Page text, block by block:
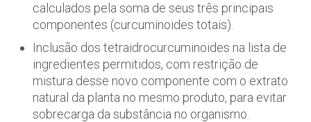
calculados pela soma de seus três principais
componentes (curcuminoides totais).
Inclusão dos tetraidrocurcuminoides na lista de
ingredientes permitidos, com restrição de
mistura desse novo componente com o extrato
natural da planta no mesmo produto, para evitar
sobrecarga da substância no organismo.